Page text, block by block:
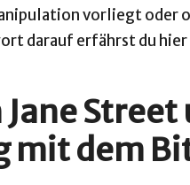
vorliegt oder
darauf erfährst du
mit dem